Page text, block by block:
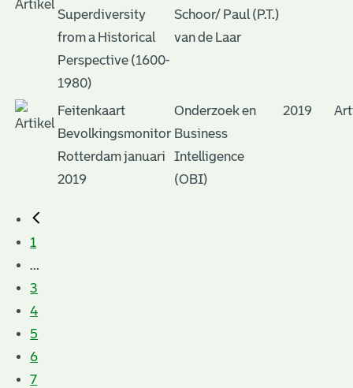
Superdiversity
from a Historical
Perspective (1600-
1980)
Schoor/ Paul (P.T.)
van de Laar
Feitenkaart
Bevolkingsmonitor
Rotterdam januari
2019
Onderzoek en
Business
Intelligence
(OBI)
2019
1
...
3
4
5
6
7